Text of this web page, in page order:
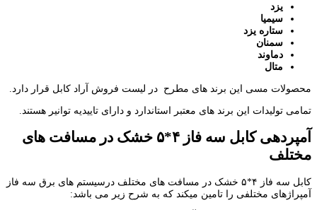
یزد
سیمیا
ستاره یزد
سمنان
دماوند
متال
محصولات مسی این برند های مطرح در لیست فروش آراد کابل قرار دارد.
تمامی تولیدات این برند های معتبر استاندارد و دارای تاییدیه توانیر هستند.
آمپردهی کابل سه فاز ۴*۵ خشک در مسافت های
مختلف
کابل سه فاز ۴*۵ خشک در مسافت های مختلف درسیستم های برق سه فاز
آمپراژهای مختلفی را تامین میکند که به شرح زیر می باشد: